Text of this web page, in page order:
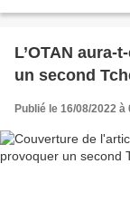
L’OTAN
un second
Publié le 16/08/2022 à